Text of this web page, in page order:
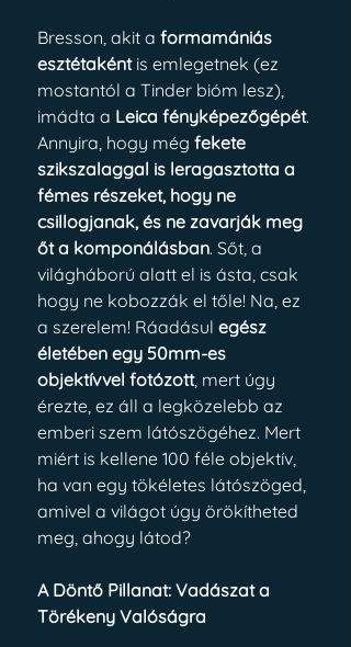
Bresson, akit a formamániás
esztétaként is emlegetnek (ez
mostantól a Tinder bióm lesz),
imádta a Leica fényképezőgépét.
Annyira, hogy még fekete
szikszalaggal is leragasztotta a
fémes részeket, hogy ne
csillogjanak, és ne zavarják meg
őt a komponálásban. Sőt, a
világháború alatt el is ásta, csak
hogy ne kobozzák el tőle! Na, ez
a szerelem! Ráadásul egész
életében egy 50mm-es
objektívvel fotózott, mert úgy
érezte, ez áll a legközelebb az
emberi szem látószögéhez. Mert
miért is kellene 100 féle objektív,
ha van egy tökéletes látószöged,
amivel a világot úgy örökítheted
meg, ahogy látod?
A Döntő Pillanat: Vadászat a
Törékeny Valóságra